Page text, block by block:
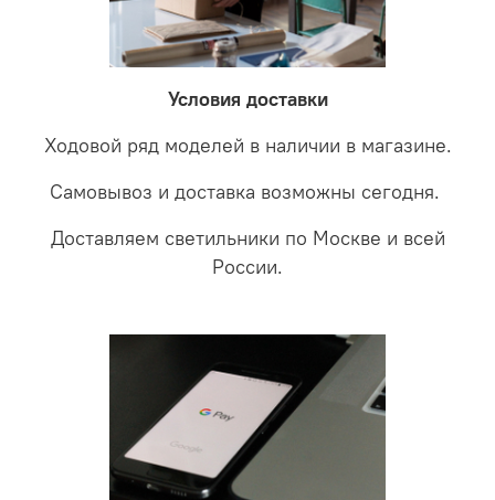
светильники на экспертизу производителю. После
проверки будет выясненная причина поломки и
соотношении с светодиодными. В этом случае покупая
LED светильники не только экономите деньги но еще
забудете что такое тусклость и недостаток освещения.
Условия доставки
Ходовой ряд моделей в наличии в магазине.
Самовывоз и доставка возможны сегодня.
Доставляем светильники по Москве и всей
России.